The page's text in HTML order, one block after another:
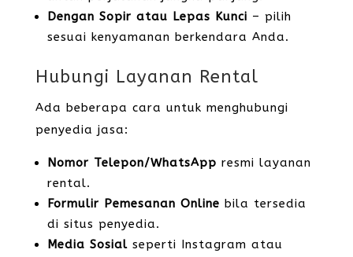
Dengan Sopir atau Lepas Kunci – pilih
sesuai kenyamanan berkendara Anda.
Hubungi Layanan Rental
Ada beberapa cara untuk menghubungi
penyedia jasa:
Nomor Telepon/WhatsApp resmi layanan
rental.
Formulir Pemesanan Online bila tersedia
di situs penyedia.
Media Sosialseperti Instagram atau